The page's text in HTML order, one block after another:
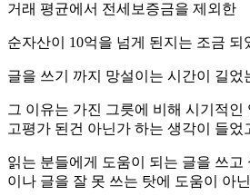
거래 평균에서 전세보증금을 제외한
순자산이 10억을 넘게 된지는 조금 되
글을 쓰기 까지 망설이는 시간이 길었
그 이유는 가진 그릇에 비해 시기적인
고평가 된건 아닌가 하는 생각이 들었
읽는 분들에게 도움이 되는 글을 쓰고
이나 글을 잘 못 쓰는 탓에 도움이 아닌